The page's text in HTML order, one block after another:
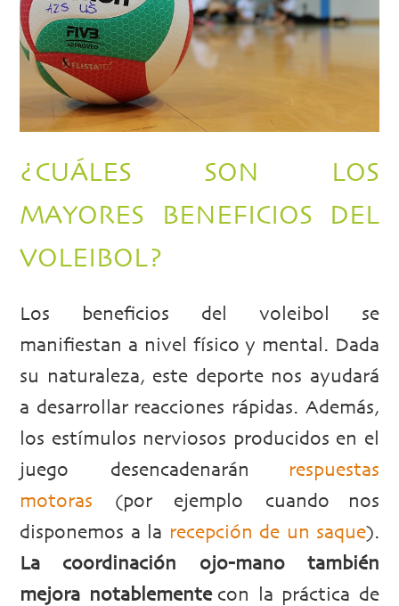
¿CUÁLES SON LOS
MAYORES BENEFICIOS DEL
VOLEIBOL?
Los beneficios del voleibol se
manifiestan a nivel físico y mental. Dada
su naturaleza, este deporte nos ayudará
a desarrollar reacciones rápidas. Además,
los estímulos nerviosos producidos en el
juego desencadenarán respuestas
motoras (por ejemplo cuando nos
disponemos a la recepción de un saque).
La coordinación ojo-mano también
mejora notablementecon la práctica de